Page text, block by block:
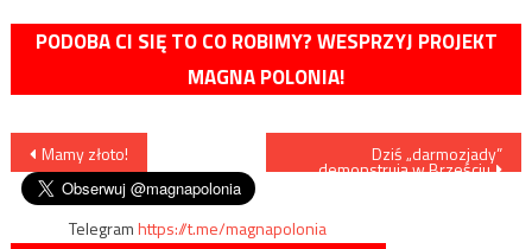
PODOBA CI SIĘ TO CO ROBIMY? WESPRZYJ PROJEKT
MAGNA POLONIA!
Nawigacja
wpisu
Mamy złoto! Dziś „darmozjady”
demonstrują w Brześciu
Telegramhttps://t.me/magnapolonia